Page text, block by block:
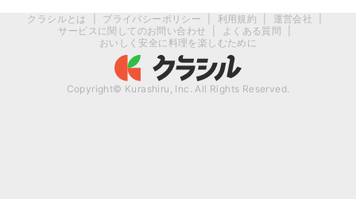
クラシルとは プライバシーポリシー 利用規約 運営会社
サービスに関してのお問い合わせ
よくある質問
おいしく安全に料理を楽しむために
Copyright© Kurashiru, Inc. All Rights Reserved.